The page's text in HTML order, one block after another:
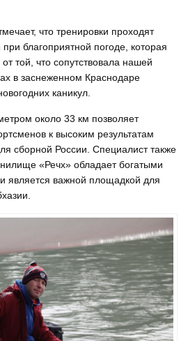
что тренировки проходят
благоприятной погоде, которая
той, что сопутствовала нашей
в заснеженном Краснодаре
каникул.
около 33 км позволяет
к высоким результатам
сборной России. Специалист также
«Речх» обладает богатыми
является важной площадкой для